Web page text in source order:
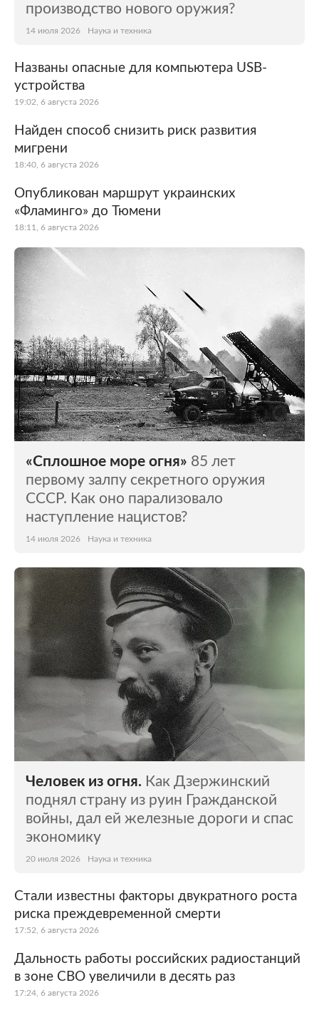
производство нового оружия?
14 июля 2026 Наука и техника
Названы опасные для компьютера USB-
устройства
19:02, 6 августа 2026
Найден способ снизить риск развития
мигрени
18:40, 6 августа 2026
Опубликован маршрут украинских
«Фламинго» до Тюмени
18:11, 6 августа 2026
«Сплошное море огня» 85 лет
первому залпу секретного оружия
СССР. Как оно парализовало
наступление нацистов?
14 июля 2026 Наука и техника
Человек из огня. Как Дзержинский
поднял страну из руин Гражданской
войны, дал ей железные дороги и спас
экономику
20 июля 2026 Наука и техника
Стали известны факторы двукратного роста
риска преждевременной смерти
17:52, 6 августа 2026
Дальность работы российских радиостанций
в зоне СВО увеличили в десять раз
17:24, 6 августа 2026